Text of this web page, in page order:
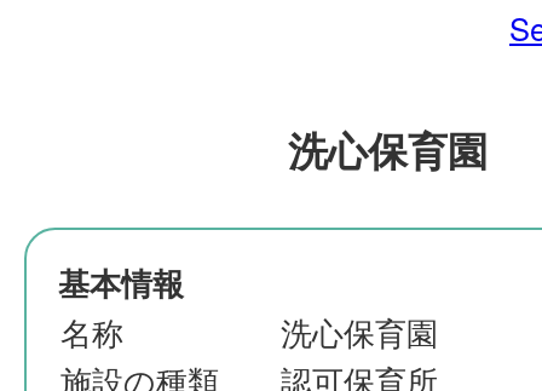
洗心保育園
基本情報
名称
洗心保育園
施設の種類
認可保育所